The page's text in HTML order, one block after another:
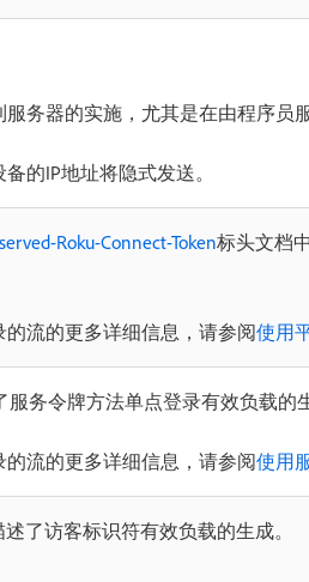
务器的实施，尤其是在由程序员
的IP地址将隐式发送。
Roku-Connect-Token标头文档
流的更多详细信息，请参阅使用
务令牌方法单点登录有效负载的
流的更多详细信息，请参阅使用
了访客标识符有效负载的生成。